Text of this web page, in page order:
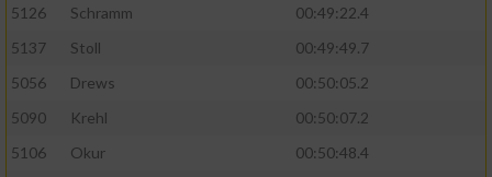
5126
Schramm
00:49:22.4
5137
Stoll
00:49:49.7
5056
Drews
00:50:05.2
5090
Krehl
00:50:07.2
5106
Okur
00:50:48.4